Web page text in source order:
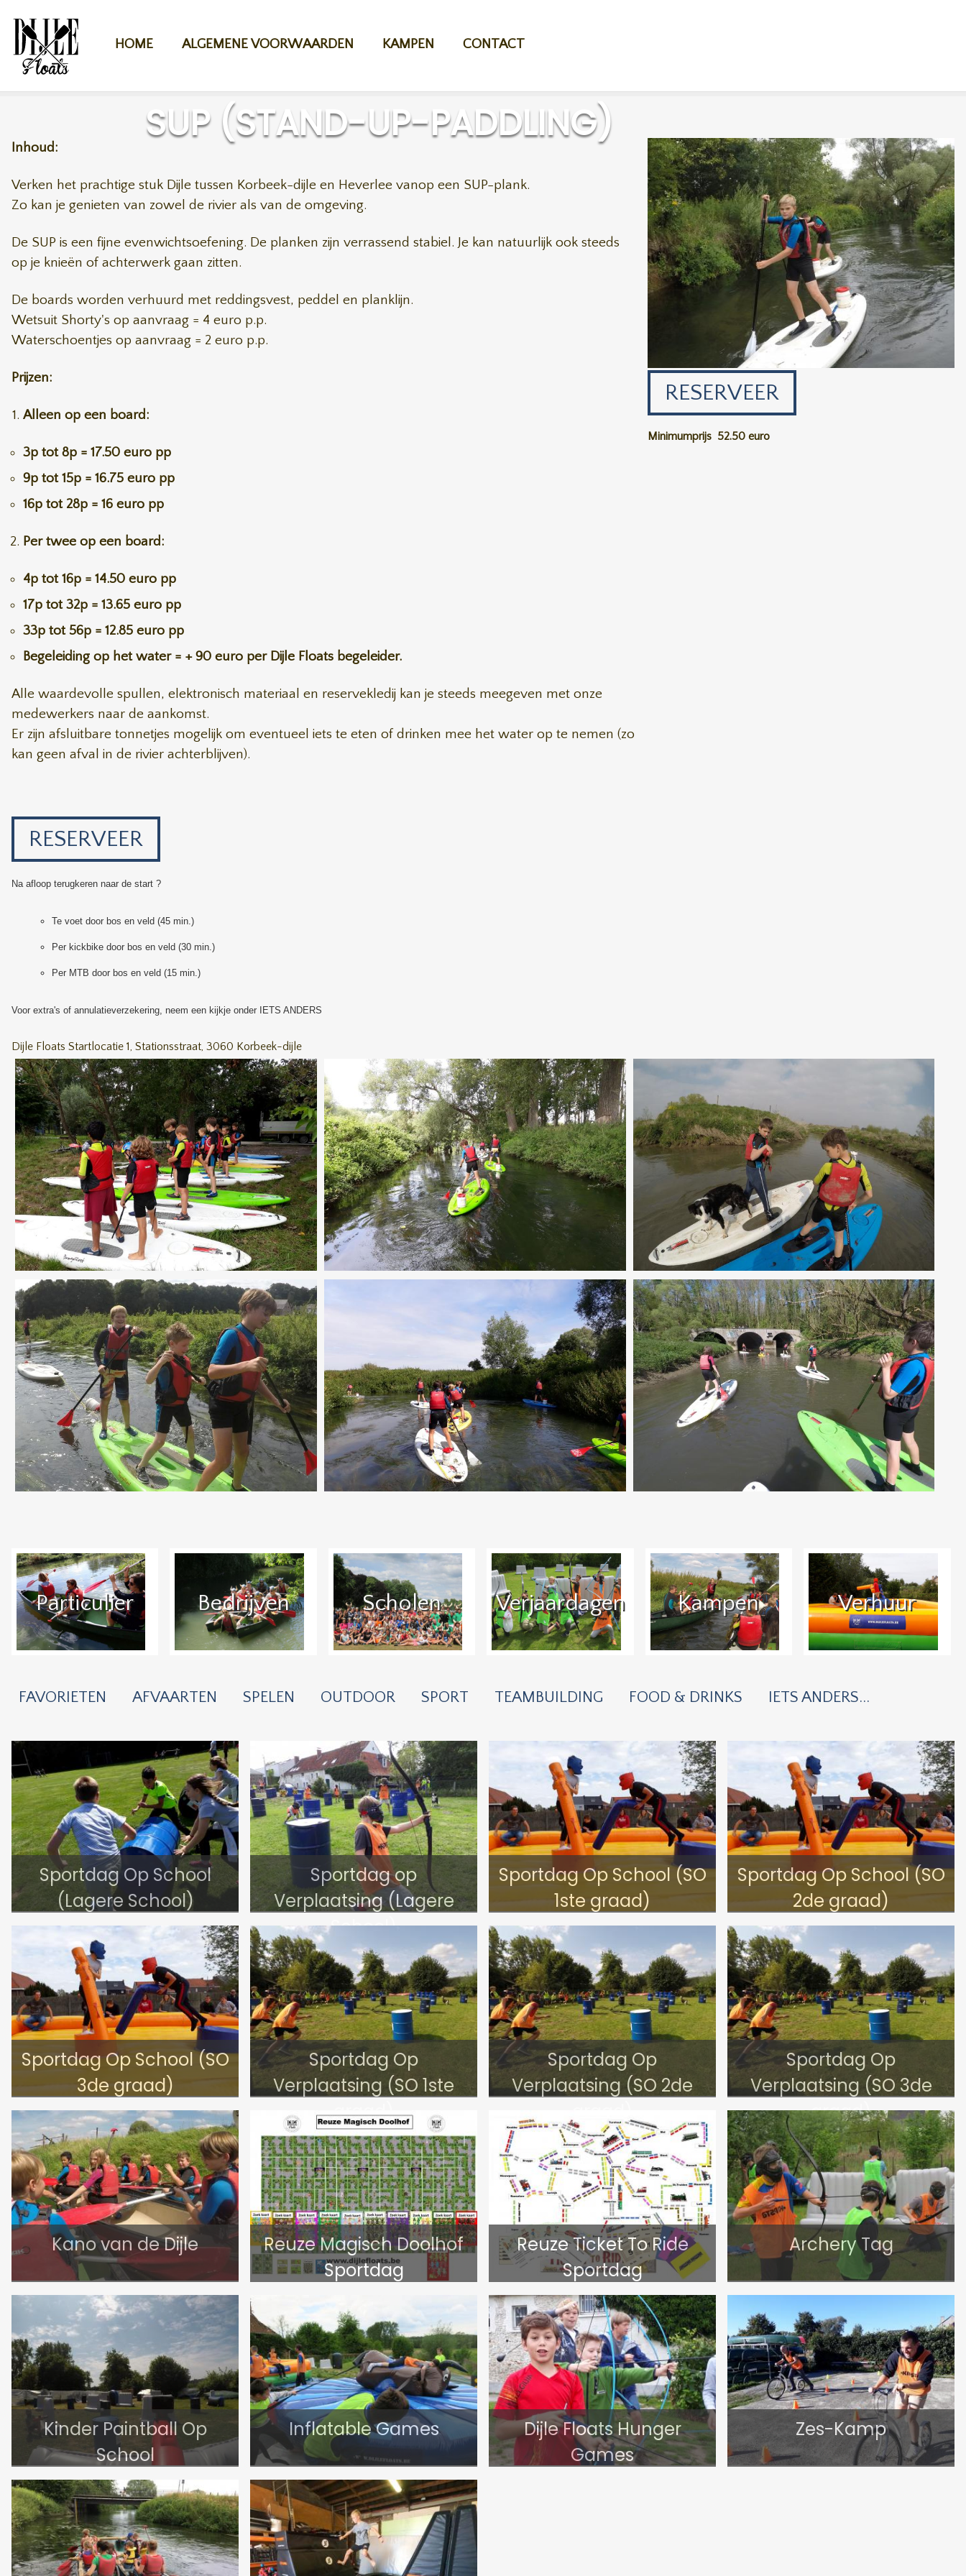
HOME ALGEMENE VOORWAARDEN KAMPEN CONTACT
SUP (STAND-UP-PADDLING)
Inhoud:
Verken het prachtige stuk Dijle tussen Korbeek-dijle en Heverlee vanop een SUP-plank.
Zo kan je genieten van zowel de rivier als van de omgeving.
De SUP is een fijne evenwichtsoefening. De planken zijn verrassend stabiel. Je kan natuurlijk ook steeds
op je knieën of achterwerk gaan zitten.
De boards worden verhuurd met reddingsvest, peddel en planklijn.
Wetsuit Shorty's op aanvraag = 4 euro p.p.
Waterschoentjes op aanvraag = 2 euro p.p.
Prijzen:
Alleen op een board:
3p tot 8p = 17.50 euro pp
9p tot 15p = 16.75 euro pp
16p tot 28p = 16 euro pp
Per twee op een board:
4p tot 16p = 14.50 euro pp
17p tot 32p = 13.65 euro pp
33p tot 56p = 12.85 euro pp
Begeleiding op het water = + 90 euro per Dijle Floats begeleider.
Alle waardevolle spullen, elektronisch materiaal en reservekledij kan je steeds meegeven met onze
medewerkers naar de aankomst.
Er zijn afsluitbare tonnetjes mogelijk om eventueel iets te eten of drinken mee het water op te nemen (zo
kan geen afval in de rivier achterblijven).
RESERVEER
Na afloop terugkeren naar de start ?
Te voet door bos en veld (45 min.)
Per kickbike door bos en veld (30 min.)
Per MTB door bos en veld (15 min.)
Voor extra's of annulatieverzekering, neem een kijkje onder IETS ANDERS
Dijle Floats Startlocatie 1, Stationsstraat, 3060 Korbeek-dijle
RESERVEER
Minimumprijs 52.50 euro
Particulier Bedrijven Scholen Verjaardagen Kampen Verhuur
FAVORIETEN AFVAARTEN SPELEN OUTDOOR SPORT TEAMBUILDING FOOD & DRINKS IETS ANDERS...
Sportdag Op School
(Lagere School)
Sportdag op
Verplaatsing (Lagere
School)
Sportdag Op School (SO
1ste graad)
Sportdag Op School (SO
2de graad)
Sportdag Op School (SO
3de graad)
Sportdag Op
Verplaatsing (SO 1ste
graad)
Sportdag Op
Verplaatsing (SO 2de
Sportdag Op
Verplaatsing (SO 3de
graad)
Kano van de Dijle
Reuze Magisch Doolhof
Sportdag
Reuze Ticket To Ride
Sportdag
Archery Tag
Kinder Paintball Op
School
Inflatable Games
Dijle Floats Hunger
Games
Zes-Kamp